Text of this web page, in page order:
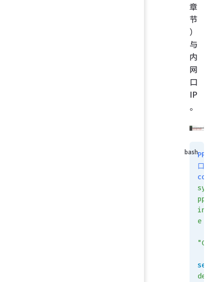
章
节
）
与
内
网
口
IP
。
PPPoE
口配置
config
system
pppoe-
e
"CMCC"
set
device